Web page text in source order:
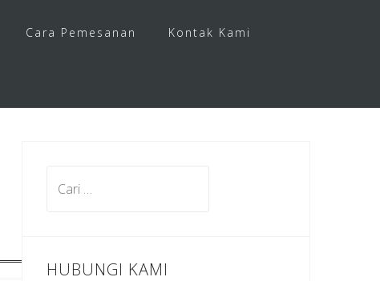
Cara Pemesanan Kontak Kami
HUBUNGI KAMI